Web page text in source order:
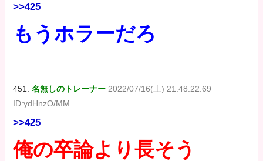
>>425
もうホラーだろ
451:名無しのトレーナー 2022/07/16(土) 21:48:22.69
ID:ydHnzO/MM
>>425
俺の卒論より長そう